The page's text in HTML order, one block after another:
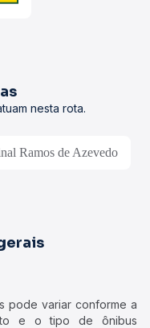
nesta rota.
Ramos de Azevedo
pode variar conforme a
e o tipo de ônibus